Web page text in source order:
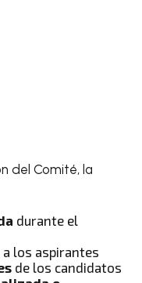
del Comité, la
durante el
a los aspirantes
de los candidatos